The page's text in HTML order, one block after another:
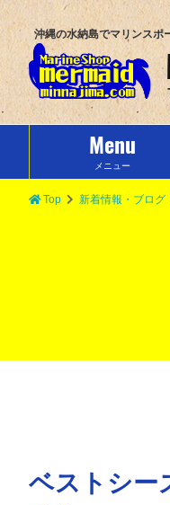
沖縄の水納島でマリンスポ
Menu
メニュー
Top 新着情報・ブログ
ベストシー